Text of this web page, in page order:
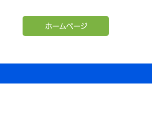
ホームページ